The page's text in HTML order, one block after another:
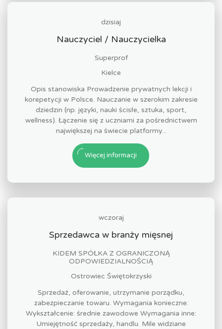
dzisiaj
Nauczyciel / Nauczycielka
Superprof
Kielce
Opis stanowiska Prowadzenie prywatnych lekcji i
korepetycji w Polsce. Nauczanie w szerokim zakresie
dziedzin (np. języki, nauki ścisłe, sztuka, sport,
wellness). Łączenie się z uczniami za pośrednictwem
największej na świecie platformy...
Więcej informacji
wczoraj
Sprzedawca w branży mięsnej
KIDEM SPÓŁKA Z OGRANICZONĄ
ODPOWIEDZIALNOŚCIĄ
Ostrowiec Świętokrzyski
Sprzedaż, oferowanie, utrzymanie porządku,
zabezpieczanie towaru. Wymagania konieczne:
Wykształcenie: średnie zawodowe Wymagania inne:
Umiejętność sprzedaży, handlu. Mile widziane